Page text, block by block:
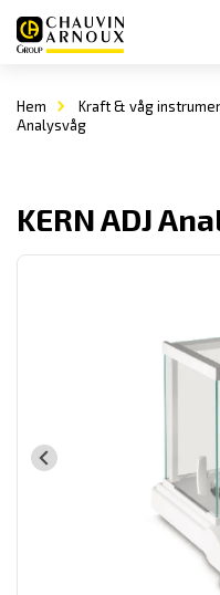
Hem Kraft & våg
Analysvåg
KERN ADJ